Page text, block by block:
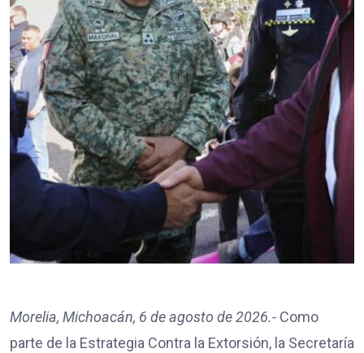
Morelia, Michoacán, 6 de agosto de 2026.- Como
parte de la Estrategia Contra la Extorsión, la Secretaría